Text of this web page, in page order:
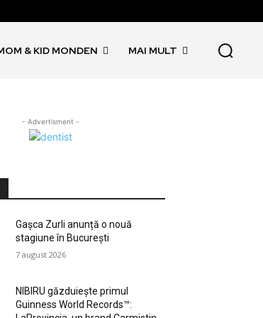
& KID MONDEN MAI MULT
- Advertisment -
Gașca Zurli anunță o nouă
stagiune în București
7 august 2026
NIBIRU găzduiește primul
Guinness World Records™️: